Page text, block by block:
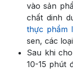
vào sản
chất dinh
thực phẩm
sen, các
Sau khi
10-15 phút